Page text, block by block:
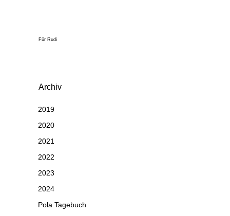
Für Rudi
Archiv
2019
2020
2021
2022
2023
2024
Pola Tagebuch